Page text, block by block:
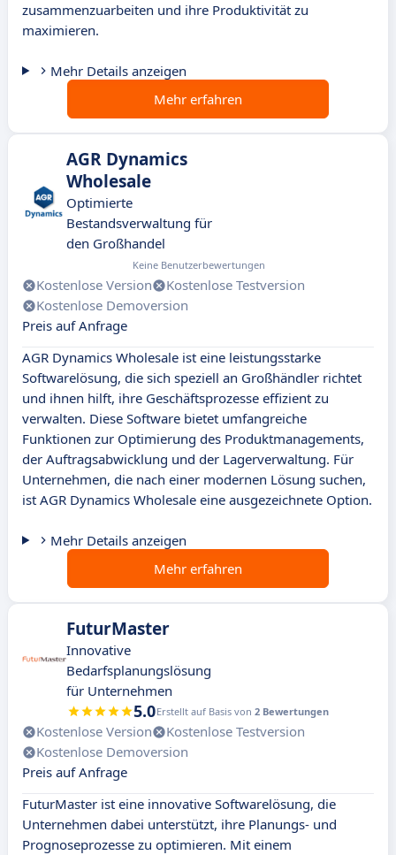
zusammenzuarbeiten und ihre Produktivität zu
maximieren.
Mehr Details anzeigen
Mehr erfahren
AGR Dynamics
Wholesale
Optimierte
Bestandsverwaltung für
den Großhandel
Keine Benutzerbewertungen
Kostenlose Version
Kostenlose Testversion
Kostenlose Demoversion
Preis auf Anfrage
AGR Dynamics Wholesale ist eine leistungsstarke
Softwarelösung, die sich speziell an Großhändler richtet
und ihnen hilft, ihre Geschäftsprozesse effizient zu
verwalten. Diese Software bietet umfangreiche
Funktionen zur Optimierung des Produktmanagements,
der Auftragsabwicklung und der Lagerverwaltung. Für
Unternehmen, die nach einer modernen Lösung suchen,
ist AGR Dynamics Wholesale eine ausgezeichnete Option.
Mehr Details anzeigen
Mehr erfahren
FuturMaster
Innovative
Bedarfsplanungslösung
für Unternehmen
5.0Erstellt auf Basis von 2 Bewertungen
Kostenlose Version
Kostenlose Testversion
Kostenlose Demoversion
Preis auf Anfrage
FuturMaster ist eine innovative Softwarelösung, die
Unternehmen dabei unterstützt, ihre Planungs- und
Prognoseprozesse zu optimieren. Mit einem